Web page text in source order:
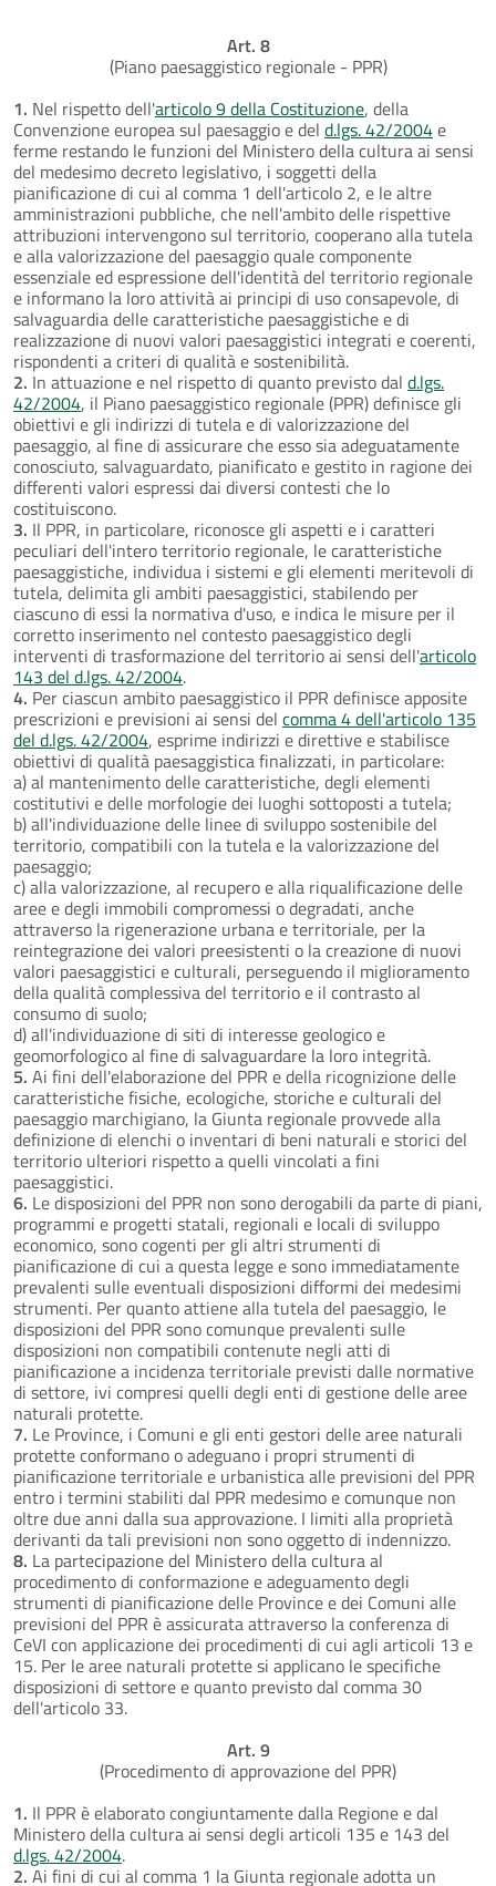
Art. 8
(Piano paesaggistico regionale - PPR)
1. Nel rispetto dell'articolo 9 della Costituzione, della
Convenzione europea sul paesaggio e del d.lgs. 42/2004e
ferme restando le funzioni del Ministero della cultura ai sensi
del medesimo decreto legislativo, i soggetti della
pianificazione di cui al comma 1 dell'articolo 2, e le altre
amministrazioni pubbliche, che nell'ambito delle rispettive
attribuzioni intervengono sul territorio, cooperano alla tutela
e alla valorizzazione del paesaggio quale componente
essenziale ed espressione dell'identità del territorio regionale
e informano la loro attività ai principi di uso consapevole, di
salvaguardia delle caratteristiche paesaggistiche e di
realizzazione di nuovi valori paesaggistici integrati e coerenti,
rispondenti a criteri di qualità e sostenibilità.
2. In attuazione e nel rispetto di quanto previsto dal d.lgs.
42/2004, il Piano paesaggistico regionale (PPR) definisce gli
obiettivi e gli indirizzi di tutela e di valorizzazione del
paesaggio, al fine di assicurare che esso sia adeguatamente
conosciuto, salvaguardato, pianificato e gestito in ragione dei
differenti valori espressi dai diversi contesti che lo
costituiscono.
3. Il PPR, in particolare, riconosce gli aspetti e i caratteri
peculiari dell'intero territorio regionale, le caratteristiche
paesaggistiche, individua i sistemi e gli elementi meritevoli di
tutela, delimita gli ambiti paesaggistici, stabilendo per
ciascuno di essi la normativa d'uso, e indica le misure per il
corretto inserimento nel contesto paesaggistico degli
interventi di trasformazione del territorio ai sensi dell'articolo
143 del d.lgs. 42/2004.
4. Per ciascun ambito paesaggistico il PPR definisce apposite
prescrizioni e previsioni ai sensi del comma 4 dell'articolo 135
del d.lgs. 42/2004, esprime indirizzi e direttive e stabilisce
obiettivi di qualità paesaggistica finalizzati, in particolare:
a) al mantenimento delle caratteristiche, degli elementi
costitutivi e delle morfologie dei luoghi sottoposti a tutela;
b) all'individuazione delle linee di sviluppo sostenibile del
territorio, compatibili con la tutela e la valorizzazione del
paesaggio;
c) alla valorizzazione, al recupero e alla riqualificazione delle
aree e degli immobili compromessi o degradati, anche
attraverso la rigenerazione urbana e territoriale, per la
reintegrazione dei valori preesistenti o la creazione di nuovi
valori paesaggistici e culturali, perseguendo il miglioramento
della qualità complessiva del territorio e il contrasto al
consumo di suolo;
d) all'individuazione di siti di interesse geologico e
geomorfologico al fine di salvaguardare la loro integrità.
5. Ai fini dell'elaborazione del PPR e della ricognizione delle
caratteristiche fisiche, ecologiche, storiche e culturali del
paesaggio marchigiano, la Giunta regionale provvede alla
definizione di elenchi o inventari di beni naturali e storici del
territorio ulteriori rispetto a quelli vincolati a fini
paesaggistici.
6. Le disposizioni del PPR non sono derogabili da parte di piani,
programmi e progetti statali, regionali e locali di sviluppo
economico, sono cogenti per gli altri strumenti di
pianificazione di cui a questa legge e sono immediatamente
prevalenti sulle eventuali disposizioni difformi dei medesimi
strumenti. Per quanto attiene alla tutela del paesaggio, le
disposizioni del PPR sono comunque prevalenti sulle
disposizioni non compatibili contenute negli atti di
pianificazione a incidenza territoriale previsti dalle normative
di settore, ivi compresi quelli degli enti di gestione delle aree
naturali protette.
7. Le Province, i Comuni e gli enti gestori delle aree naturali
protette conformano o adeguano i propri strumenti di
pianificazione territoriale e urbanistica alle previsioni del PPR
entro i termini stabiliti dal PPR medesimo e comunque non
oltre due anni dalla sua approvazione. I limiti alla proprietà
derivanti da tali previsioni non sono oggetto di indennizzo.
8. La partecipazione del Ministero della cultura al
procedimento di conformazione e adeguamento degli
strumenti di pianificazione delle Province e dei Comuni alle
previsioni del PPR è assicurata attraverso la conferenza di
CeVI con applicazione dei procedimenti di cui agli articoli 13 e
15. Per le aree naturali protette si applicano le specifiche
disposizioni di settore e quanto previsto dal comma 30
dell'articolo 33.
Art. 9
(Procedimento di approvazione del PPR)
1. Il PPR è elaborato congiuntamente dalla Regione e dal
Ministero della cultura ai sensi degli articoli 135 e 143 del
d.lgs. 42/2004.
2. Ai fini di cui al comma 1 la Giunta regionale adotta un